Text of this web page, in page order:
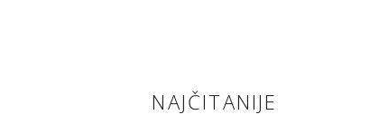
NAJČITANIJE